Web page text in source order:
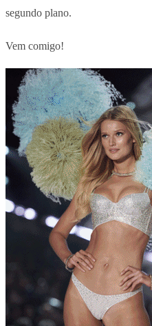
segundo plano.
Vem comigo!